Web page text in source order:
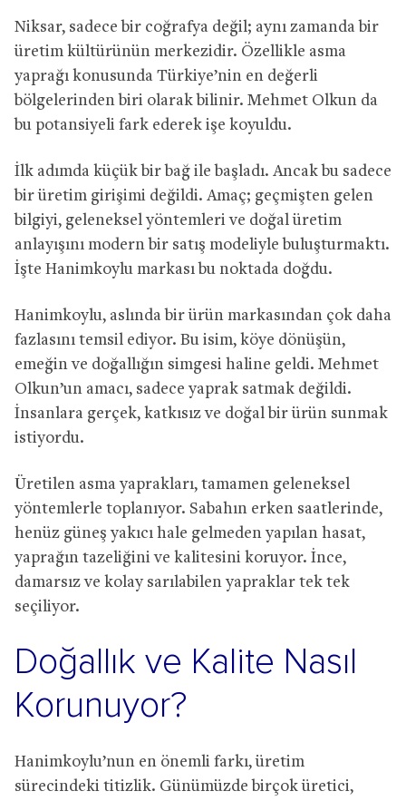
Niksar, sadece bir coğrafya değil; aynı zamanda bir
üretim kültürünün merkezidir. Özellikle asma
yaprağı konusunda Türkiye’nin en değerli
bölgelerinden biri olarak bilinir. Mehmet Olkun da
bu potansiyeli fark ederek işe koyuldu.
İlk adımda küçük bir bağ ile başladı. Ancak bu sadece
bir üretim girişimi değildi. Amaç; geçmişten gelen
bilgiyi, geleneksel yöntemleri ve doğal üretim
anlayışını modern bir satış modeliyle buluşturmaktı.
İşte Hanimkoylu markası bu noktada doğdu.
Hanimkoylu, aslında bir ürün markasından çok daha
fazlasını temsil ediyor. Bu isim, köye dönüşün,
emeğin ve doğallığın simgesi haline geldi. Mehmet
Olkun’un amacı, sadece yaprak satmak değildi.
İnsanlara gerçek, katkısız ve doğal bir ürün sunmak
istiyordu.
Üretilen asma yaprakları, tamamen geleneksel
yöntemlerle toplanıyor. Sabahın erken saatlerinde,
henüz güneş yakıcı hale gelmeden yapılan hasat,
yaprağın tazeliğini ve kalitesini koruyor. İnce,
damarsız ve kolay sarılabilen yapraklar tek tek
seçiliyor.
Doğallık ve Kalite Nasıl
Korunuyor?
Hanimkoylu’nun en önemli farkı, üretim
sürecindeki titizlik. Günümüzde birçok üretici,